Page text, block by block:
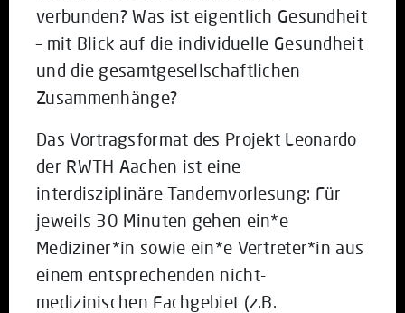
verbunden? Was ist eigentlich Gesundheit
– mit Blick auf die individuelle Gesundheit
und die gesamtgesellschaftlichen
Zusammenhänge?
Das Vortragsformat des Projekt Leonardo
der RWTH Aachen ist eine
interdisziplinäre Tandemvorlesung: Für
jeweils 30 Minuten gehen ein*e
Mediziner*in sowie ein*e Vertreter*in aus
einem entsprechenden nicht-
medizinischen Fachgebiet (z.B.